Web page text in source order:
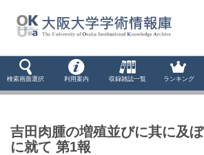
検索画面選択 利用案内 収録雑誌一覧 ランキング
吉田肉腫の増殖並びに其に及
に就て 第1報